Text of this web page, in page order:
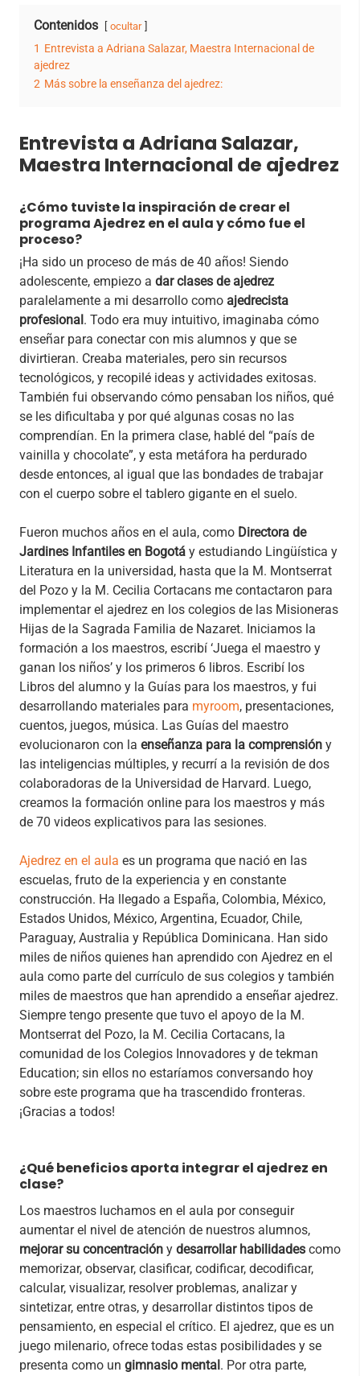
Contenidos ocultar
1 Entrevista a Adriana Salazar, Maestra Internacional de
ajedrez
2 Más sobre la enseñanza del ajedrez:
Entrevista a Adriana Salazar,
Maestra Internacional de ajedrez
¿Cómo tuviste la inspiración de crear el
programa Ajedrez en el aula y cómo fue el
proceso?
¡Ha sido un proceso de más de 40 años! Siendo
adolescente, empiezo a dar clases de ajedrez
paralelamente a mi desarrollo como ajedrecista
profesional. Todo era muy intuitivo, imaginaba cómo
enseñar para conectar con mis alumnos y que se
divirtieran. Creaba materiales, pero sin recursos
tecnológicos, y recopilé ideas y actividades exitosas.
También fui observando cómo pensaban los niños, qué
se les dificultaba y por qué algunas cosas no las
comprendían. En la primera clase, hablé del “país de
vainilla y chocolate”, y esta metáfora ha perdurado
desde entonces, al igual que las bondades de trabajar
con el cuerpo sobre el tablero gigante en el suelo.
Fueron muchos años en el aula, como Directora de
Jardines Infantiles en Bogotá y estudiando Lingüística y
Literatura en la universidad, hasta que la M. Montserrat
del Pozo y la M. Cecilia Cortacans me contactaron para
implementar el ajedrez en los colegios de las Misioneras
Hijas de la Sagrada Familia de Nazaret. Iniciamos la
formación a los maestros, escribí ‘Juega el maestro y
ganan los niños’ y los primeros 6 libros. Escribí los
Libros del alumno y la Guías para los maestros, y fui
desarrollando materiales para myroom, presentaciones,
cuentos, juegos, música. Las Guías del maestro
evolucionaron con la enseñanza para la comprensión y
las inteligencias múltiples, y recurrí a la revisión de dos
colaboradoras de la Universidad de Harvard. Luego,
creamos la formación online para los maestros y más
de 70 videos explicativos para las sesiones.
Ajedrez en el aula es un programa que nació en las
escuelas, fruto de la experiencia y en constante
construcción. Ha llegado a España, Colombia, México,
Estados Unidos, México, Argentina, Ecuador, Chile,
Paraguay, Australia y República Dominicana. Han sido
miles de niños quienes han aprendido con Ajedrez en el
aula como parte del currículo de sus colegios y también
miles de maestros que han aprendido a enseñar ajedrez.
Siempre tengo presente que tuvo el apoyo de la M.
Montserrat del Pozo, la M. Cecilia Cortacans, la
comunidad de los Colegios Innovadores y de tekman
Education; sin ellos no estaríamos conversando hoy
sobre este programa que ha trascendido fronteras.
¡Gracias a todos!
¿Qué beneficios aporta integrar el ajedrez en
clase?
Los maestros luchamos en el aula por conseguir
aumentar el nivel de atención de nuestros alumnos,
mejorar su concentración y desarrollar habilidades como
memorizar, observar, clasificar, codificar, decodificar,
calcular, visualizar, resolver problemas, analizar y
sintetizar, entre otras, y desarrollar distintos tipos de
pensamiento, en especial el crítico. El ajedrez, que es un
juego milenario, ofrece todas estas posibilidades y se
presenta como un gimnasio mental. Por otra parte,